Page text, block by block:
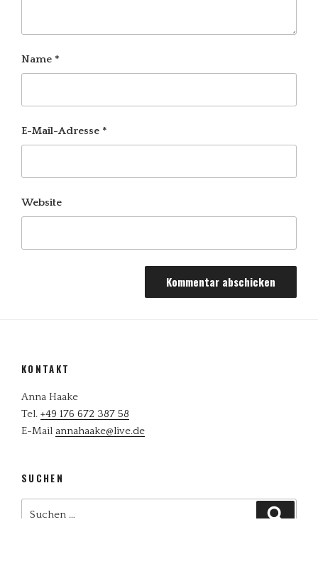
Name *
E-Mail-Adresse *
Website
KONTAKT
Anna Haake
Tel. +49 176 672 387 58
E-Mail annahaake@live.de
SUCHEN